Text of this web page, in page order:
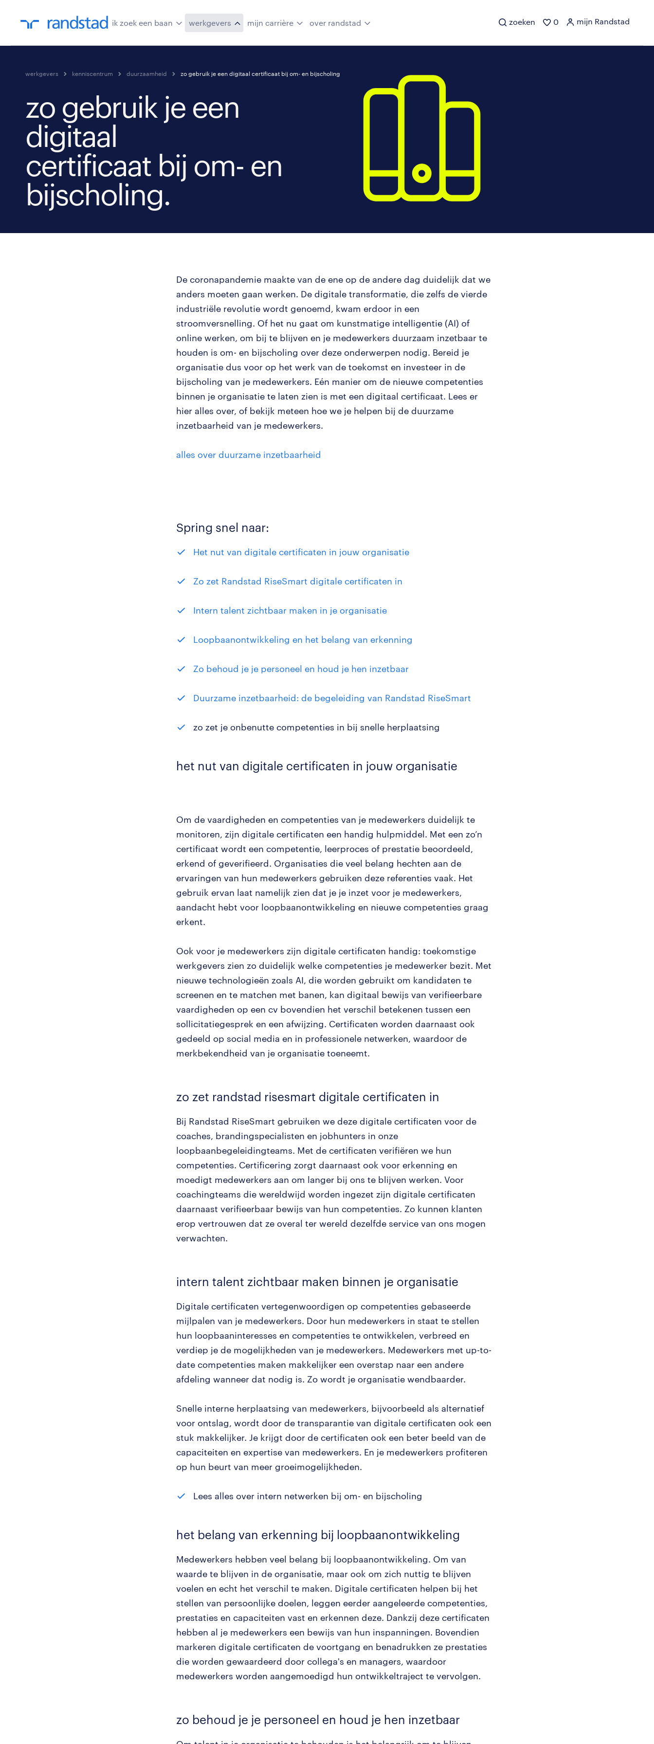
ik zoek een baan werkgevers mijn carrière over randstad zoeken 0 mijn Randstad
werkgevers kenniscentrum duurzaamheid zo gebruik je een digitaal certificaat bij om- en bijscholing
zo gebruik je een
digitaal
certificaat bij om- en
bijscholing.
De coronapandemie maakte van de ene op de andere dag duidelijk dat we
anders moeten gaan werken. De digitale transformatie, die zelfs de vierde
industriële revolutie wordt genoemd, kwam erdoor in een
stroomversnelling. Of het nu gaat om kunstmatige intelligentie (AI) of
online werken, om bij te blijven en je medewerkers duurzaam inzetbaar te
houden is om- en bijscholing over deze onderwerpen nodig. Bereid je
organisatie dus voor op het werk van de toekomst en investeer in de
bijscholing van je medewerkers. Eén manier om de nieuwe competenties
binnen je organisatie te laten zien is met een digitaal certificaat. Lees er
hier alles over, of bekijk meteen hoe we je helpen bij de duurzame
inzetbaarheid van je medewerkers.
alles over duurzame inzetbaarheid
Spring snel naar:
Het nut van digitale certificaten in jouw organisatie
Zo zet Randstad RiseSmart digitale certificaten in
Intern talent zichtbaar maken in je organisatie
Loopbaanontwikkeling en het belang van erkenning
Zo behoud je je personeel en houd je hen inzetbaar
Duurzame inzetbaarheid: de begeleiding van Randstad RiseSmart
zo zet je onbenutte competenties in bij snelle herplaatsing
het nut van digitale certificaten in jouw organisatie
Om de vaardigheden en competenties van je medewerkers duidelijk te
monitoren, zijn digitale certificaten een handig hulpmiddel. Met een zo’n
certificaat wordt een competentie, leerproces of prestatie beoordeeld,
erkend of geverifieerd. Organisaties die veel belang hechten aan de
ervaringen van hun medewerkers gebruiken deze referenties vaak. Het
gebruik ervan laat namelijk zien dat je je inzet voor je medewerkers,
aandacht hebt voor loopbaanontwikkeling en nieuwe competenties graag
erkent.
Ook voor je medewerkers zijn digitale certificaten handig: toekomstige
werkgevers zien zo duidelijk welke competenties je medewerker bezit. Met
nieuwe technologieën zoals AI, die worden gebruikt om kandidaten te
screenen en te matchen met banen, kan digitaal bewijs van verifieerbare
vaardigheden op een cv bovendien het verschil betekenen tussen een
sollicitatiegesprek en een afwijzing. Certificaten worden daarnaast ook
gedeeld op social media en in professionele netwerken, waardoor de
merkbekendheid van je organisatie toeneemt.
zo zet randstad risesmart digitale certificaten in
Bij Randstad RiseSmart gebruiken we deze digitale certificaten voor de
coaches, brandingspecialisten en jobhunters in onze
loopbaanbegeleidingteams. Met de certificaten verifiëren we hun
competenties. Certificering zorgt daarnaast ook voor erkenning en
moedigt medewerkers aan om langer bij ons te blijven werken. Voor
coachingteams die wereldwijd worden ingezet zijn digitale certificaten
daarnaast verifieerbaar bewijs van hun competenties. Zo kunnen klanten
erop vertrouwen dat ze overal ter wereld dezelfde service van ons mogen
verwachten.
intern talent zichtbaar maken binnen je organisatie
Digitale certificaten vertegenwoordigen op competenties gebaseerde
mijlpalen van je medewerkers. Door hun medewerkers in staat te stellen
hun loopbaaninteresses en competenties te ontwikkelen, verbreed en
verdiep je de mogelijkheden van je medewerkers. Medewerkers met up-to-
date competenties maken makkelijker een overstap naar een andere
afdeling wanneer dat nodig is. Zo wordt je organisatie wendbaarder.
Snelle interne herplaatsing van medewerkers, bijvoorbeeld als alternatief
voor ontslag, wordt door de transparantie van digitale certificaten ook een
stuk makkelijker. Je krijgt door de certificaten ook een beter beeld van de
capaciteiten en expertise van medewerkers. En je medewerkers profiteren
op hun beurt van meer groeimogelijkheden.
Lees alles over intern netwerken bij om- en bijscholing
het belang van erkenning bij loopbaanontwikkeling
Medewerkers hebben veel belang bij loopbaanontwikkeling. Om van
waarde te blijven in de organisatie, maar ook om zich nuttig te blijven
voelen en echt het verschil te maken. Digitale certificaten helpen bij het
stellen van persoonlijke doelen, leggen eerder aangeleerde competenties,
prestaties en capaciteiten vast en erkennen deze. Dankzij deze certificaten
hebben al je medewerkers een bewijs van hun inspanningen. Bovendien
markeren digitale certificaten de voortgang en benadrukken ze prestaties
die worden gewaardeerd door collega's en managers, waardoor
medewerkers worden aangemoedigd hun ontwikkeltraject te vervolgen.
zo behoud je je personeel en houd je hen inzetbaar